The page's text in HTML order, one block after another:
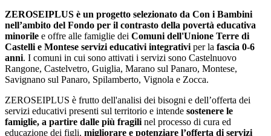
ZEROSEIPLUS è un progetto selezionato da Con i Bambini
nell’ambito del Fondo per il contrasto della povertà educativa
minorile e offre alle famiglie dei Comuni dell'Unione Terre di
Castelli e Montese servizi educativi integrativiper la fascia 0-6
anni. I comuni in cui sono attivati i servizi sono Castelnuovo
Rangone, Castelvetro, Guiglia, Marano sul Panaro, Montese,
Savignano sul Panaro, Spilamberto, Vignola e Zocca.
ZEROSEIPLUS è frutto dell'analisi dei bisogni e dell’offerta dei
servizi educativi presenti sul territorio e intende sostenere le
famiglie, a partire dalle più fragilinel processo di cura ed
educazione dei figli, migliorare e potenziare l’offerta di servizi